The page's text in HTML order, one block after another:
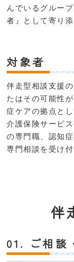
んでいるグルー
者』として寄り
対象者
伴走型相談支援
たはその可能性
症ケアの拠点と
介護保険サービ
の専門職、認知
専門相談を受け付
伴
01. ご相談